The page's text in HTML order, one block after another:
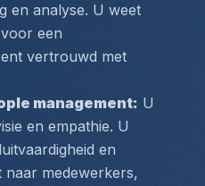
en analyse. U weet
een
vertrouwd met
management: U
en empathie. U
en
medewerkers,